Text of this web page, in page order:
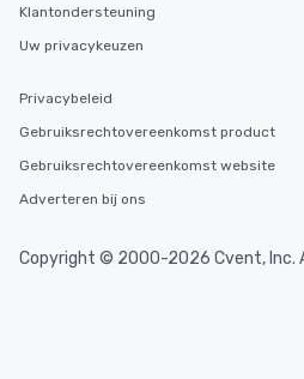
Klantondersteuning
Uw privacykeuzen
Privacybeleid
Gebruiksrechtovereenkomst product
Gebruiksrechtovereenkomst website
Adverteren bij ons
Copyright © 2000-2026 Cvent, Inc.